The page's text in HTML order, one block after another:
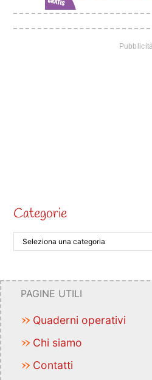
Categorie
PAGINE UTILI
Quaderni operativi
Chi siamo
Contatti